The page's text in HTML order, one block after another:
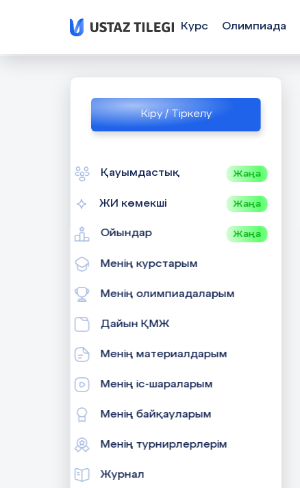
Кіру / Тіркелу
Қауымдастық Жаңа
ЖИ көмекші Жаңа
Ойындар Жаңа
Менің курстарым
Менің олимпиадаларым
Дайын ҚМЖ
Менің материалдарым
Менің іс-шараларым
Менің байқауларым
Менің турнирлерлерім
Журнал
Курс Олимпиада